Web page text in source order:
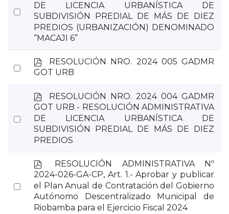
Select
DE LICENCIA URBANÍSTICA DE
SUBDIVISIÓN PREDIAL DE MÁS DE DIEZ
PREDIOS (URBANIZACIÓN) DENOMINADO
“MACAJI 6”
Select
p
d
RESOLUCIÓN NRO. 2024 005 GADMR
GOT URB
Select
p
d
RESOLUCIÓN NRO. 2024 004 GADMR
GOT URB - RESOLUCIÓN ADMINISTRATIVA
DE LICENCIA URBANÍSTICA DE
SUBDIVISIÓN PREDIAL DE MÁS DE DIEZ
PREDIOS
Select
p
d
f
RESOLUCIÓN ADMINISTRATIVA Nº
2024-026-GA-CP, Art. 1.- Aprobar y publicar
el Plan Anual de Contratación del Gobierno
Autónomo Descentralizado Municipal de
Riobamba para el Ejercicio Fiscal 2024